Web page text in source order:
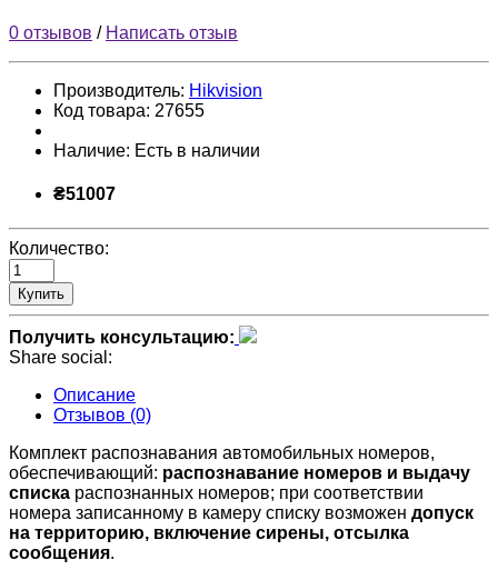
0 отзывов / Написать отзыв
Производитель: Hikvision
Код товара: 27655
Наличие: Есть в наличии
₴51007
Количество:
Купить
Получить консультацию:
Share social:
Описание
Отзывов (0)
Комплект распознавания автомобильных номеров,
обеспечивающий: распознавание номеров и выдачу
списка распознанных номеров; при соответствии
номера записанному в камеру списку возможен допуск
на территорию, включение сирены, отсылка
сообщения.